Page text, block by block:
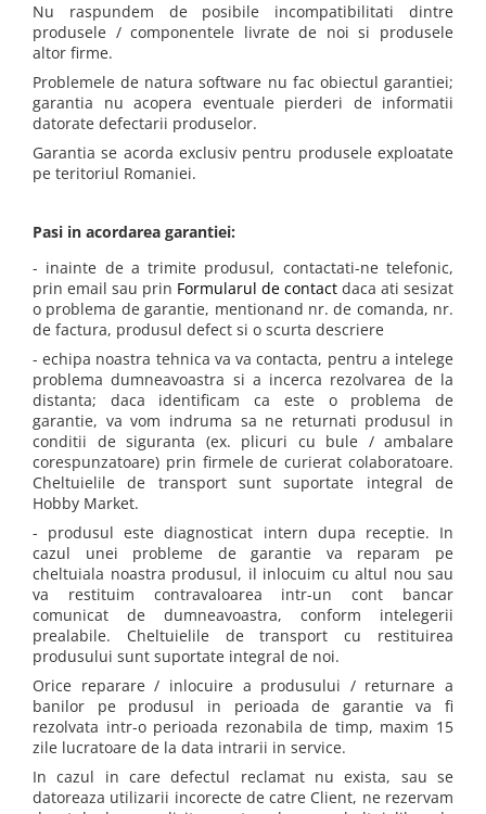
Nu raspundem de posibile incompatibilitati dintre
produsele / componentele livrate de noi si produsele
altor firme.
Problemele de natura software nu fac obiectul garantiei;
garantia nu acopera eventuale pierderi de informatii
datorate defectarii produselor.
Garantia se acorda exclusiv pentru produsele exploatate
pe teritoriul Romaniei.
Pasi in acordarea garantiei:
- inainte de a trimite produsul, contactati-ne telefonic,
prin email sau prin Formularul de contact daca ati sesizat
o problema de garantie, mentionand nr. de comanda, nr.
de factura, produsul defect si o scurta descriere
- echipa noastra tehnica va va contacta, pentru a intelege
problema dumneavoastra si a incerca rezolvarea de la
distanta; daca identificam ca este o problema de
garantie, va vom indruma sa ne returnati produsul in
conditii de siguranta (ex. plicuri cu bule / ambalare
corespunzatoare) prin firmele de curierat colaboratoare.
Cheltuielile de transport sunt suportate integral de
Hobby Market.
- produsul este diagnosticat intern dupa receptie. In
cazul unei probleme de garantie va reparam pe
cheltuiala noastra produsul, il inlocuim cu altul nou sau
va restituim contravaloarea intr-un cont bancar
comunicat de dumneavoastra, conform intelegerii
prealabile. Cheltuielile de transport cu restituirea
produsului sunt suportate integral de noi.
Orice reparare / inlocuire a produsului / returnare a
banilor pe produsul in perioada de garantie va fi
rezolvata intr-o perioada rezonabila de timp, maxim 15
zile lucratoare de la data intrarii in service.
In cazul in care defectul reclamat nu exista, sau se
datoreaza utilizarii incorecte de catre Client, ne rezervam